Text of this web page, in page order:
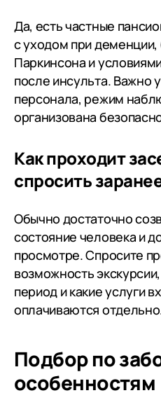
Да, есть частные
с уходом при
Паркинсона и
после инсульта. Важно
персонала, режим
организована
Как проходит
спросить
Обычно достаточно
состояние человека и
просмотре. Спросите
возможность
период и какие услуги
оплачиваются
Подбор по
особенностям